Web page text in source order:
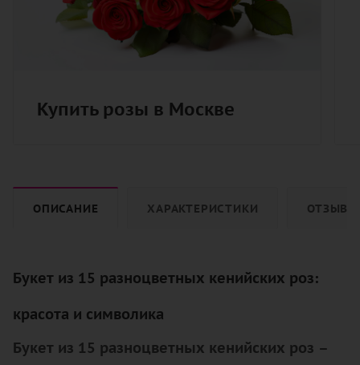
Купить розы в Москве
ОПИСАНИЕ ХАРАКТЕРИСТИКИ ОТЗЫВЫ
Букет из 15 разноцветных кенийских роз:
красота и символика
Букет из 15 разноцветных кенийских роз –